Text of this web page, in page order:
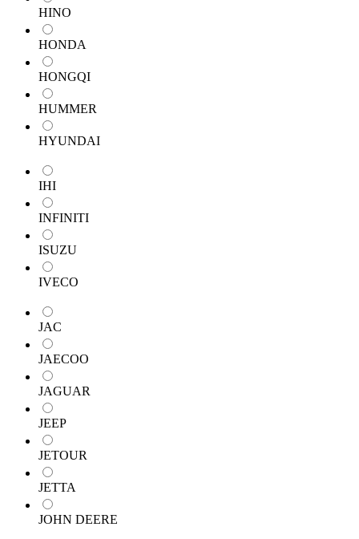
HINO
HONDA
HONGQI
HUMMER
HYUNDAI
IHI
INFINITI
ISUZU
IVECO
JAC
JAECOO
JAGUAR
JEEP
JETOUR
JETTA
JOHN DEERE